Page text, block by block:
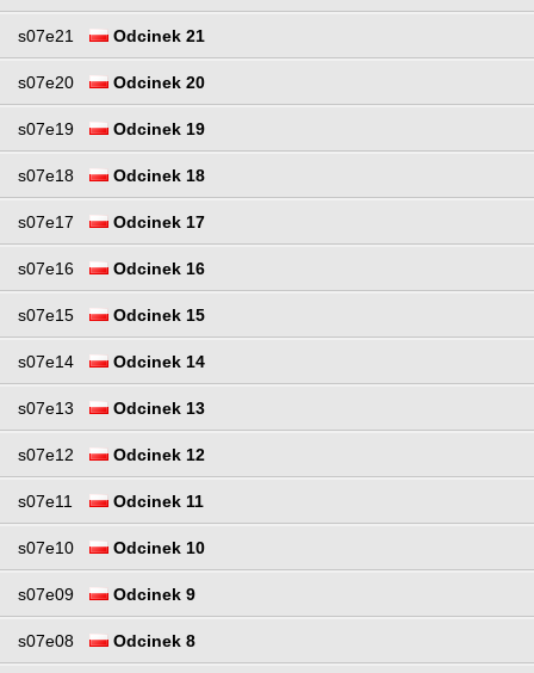
s07e21 Odcinek 21
s07e20 Odcinek 20
s07e19 Odcinek 19
s07e18 Odcinek 18
s07e17 Odcinek 17
s07e16 Odcinek 16
s07e15 Odcinek 15
s07e14 Odcinek 14
s07e13 Odcinek 13
s07e12 Odcinek 12
s07e11 Odcinek 11
s07e10 Odcinek 10
s07e09 Odcinek 9
s07e08 Odcinek 8